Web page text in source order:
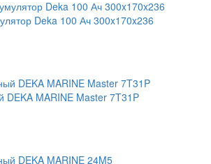
Deka 100 Ач 300x170x236
DEKA MARINE Master 7T31P